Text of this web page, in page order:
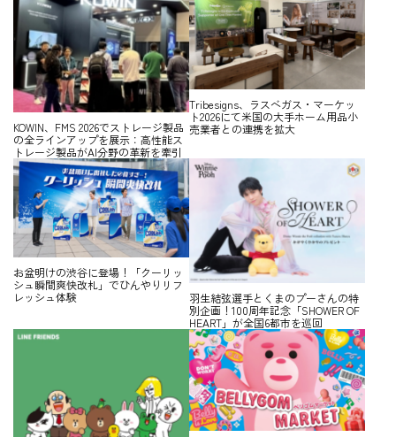
KOWIN、FMS 2026でストレージ製品
の全ラインアップを展示：高性能ス
トレージ製品がAI分野の革新を牽引
Tribesigns、ラスベガス・マーケッ
ト2026にて米国の大手ホーム用品小
売業者との連携を拡大
お盆明けの渋谷に登場！「クーリッ
シュ瞬間爽快改札」でひんやりリフ
レッシュ体験
羽生結弦選手とくまのプーさんの特
別企画！100周年記念「SHOWER OF
HEART」が全国6都市を巡回